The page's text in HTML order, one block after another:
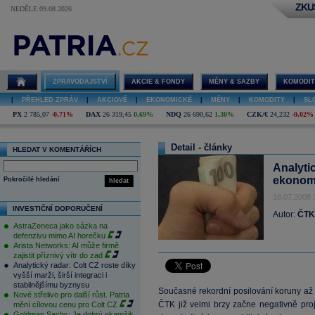
NEDĚLE 09.08.2026
ZPRAVODAJSTVÍ AKCIE & FONDY MĚNY & SAZBY
PŘEHLED ZPRÁV AKCIOVÉ EKONOMICKÉ MĚNY KOMODITY
PX 2 785,07 -0,71% DAX 26 319,45 0,69% NDQ 26 690,62 1,30% CZK/€ 24,232 -0,02%
HLEDAT V KOMENTÁŘÍCH
hledat
Pokročilé hledání
INVESTIČNÍ DOPORUČENÍ
AstraZeneca jako sázka na
defenzivu mimo AI horečku
Arista Networks: AI může firmě
zajistit příznivý vítr do zad
Analytický radar: Colt CZ roste díky
vyšší marži, širší integraci i
stabilnějšímu byznysu
Nové střelivo pro další růst. Patria
mění cílovou cenu pro Colt CZ
Detail - články
18.07.2008
Autor: ČTK
Současné rekordní posilování koruny
ČTK již velmi brzy začne negativně